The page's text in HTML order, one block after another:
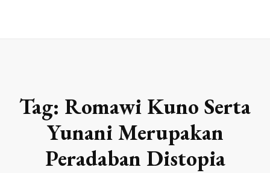
Tag: Romawi Kuno Serta
Yunani Merupakan
Peradaban Distopia